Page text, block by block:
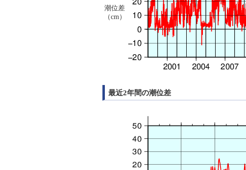
潮位差
（cm）
最近2年間の潮位差